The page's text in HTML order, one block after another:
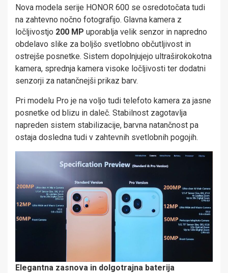
Nova modela serije HONOR 600 se osredotočata tudi
na zahtevno nočno fotografijo. Glavna kamera z
ločljivostjo 200 MP uporablja velik senzor in napredno
obdelavo slike za boljšo svetlobno občutljivost in
ostrejše posnetke. Sistem dopolnjujejo ultraširokokotna
kamera, sprednja kamera visoke ločljivosti ter dodatni
senzorji za natančnejši prikaz barv.
Pri modelu Pro je na voljo tudi telefoto kamera za jasne
posnetke od blizu in daleč. Stabilnost zagotavlja
napreden sistem stabilizacije, barvna natančnost pa
ostaja dosledna tudi v zahtevnih svetlobnih pogojih.
Elegantna zasnova in dolgotrajna baterija